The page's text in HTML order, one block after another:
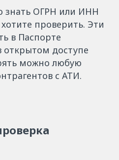
знать ОГРН или ИНН
проверить. Эти
в Паспорте
открытом доступе
можно любую
с АТИ.